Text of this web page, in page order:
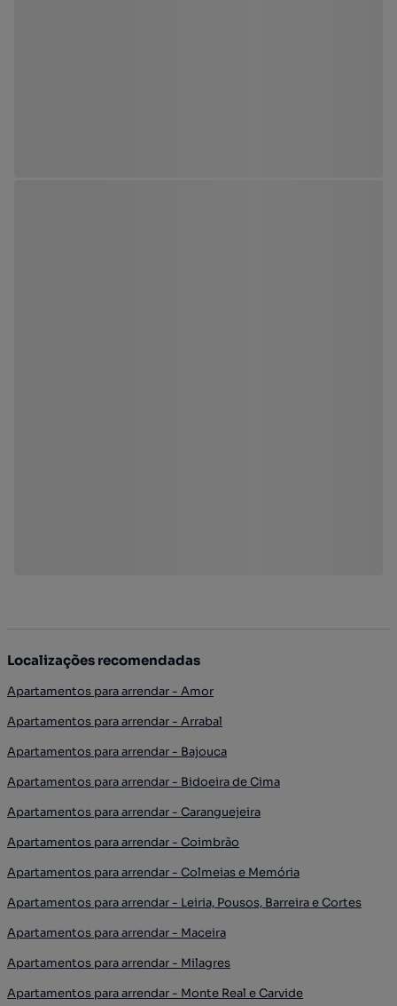
Localizações recomendadas
Apartamentos para arrendar - Amor
Apartamentos para arrendar - Arrabal
Apartamentos para arrendar - Bajouca
Apartamentos para arrendar - Bidoeira de Cima
Apartamentos para arrendar - Caranguejeira
Apartamentos para arrendar - Coimbrão
Apartamentos para arrendar - Colmeias e Memória
Apartamentos para arrendar - Leiria, Pousos, Barreira e Cortes
Apartamentos para arrendar - Maceira
Apartamentos para arrendar - Milagres
Apartamentos para arrendar - Monte Real e Carvide